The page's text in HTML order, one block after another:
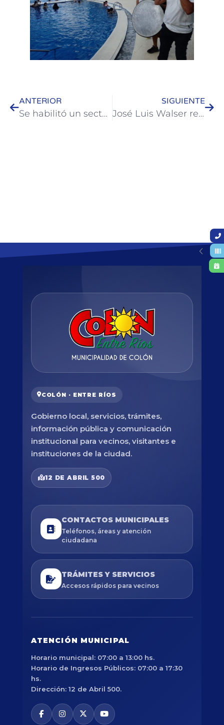
ANTERIOR
Se habilitó un sector de la Playa Inkier en Colón
SIGUIENTE
José Luis Walser recibió a los nuevos legisladores del Departamento
COLÓN · ENTRE RÍOS
Gobierno local, servicios, trámites,
información pública y comunicación
institucional para vecinos, visitantes e
instituciones de la ciudad.
12 DE ABRIL 500
CONTACTOS MUNICIPALES
Teléfonos, áreas y atención
ciudadana
TRÁMITES Y SERVICIOS
Accesos rápidos para vecinos
ATENCIÓN MUNICIPAL
Horario municipal: 07:00 a 13:00 hs.
Horario de Ingresos Públicos: 07:00 a 17:30
hs.
Dirección: 12 de Abril 500.